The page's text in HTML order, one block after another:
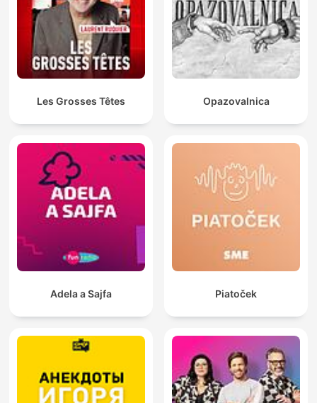
Les Grosses Têtes Opazovalnica
Adela a Sajfa Piatoček